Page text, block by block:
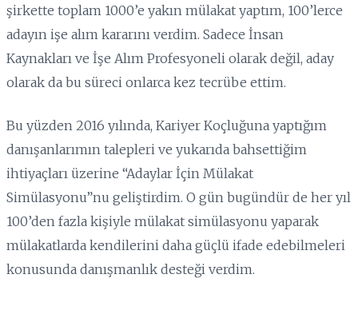
şirkette toplam 1000’e yakın mülakat yaptım, 100’lerce
adayın işe alım kararını verdim. Sadece İnsan
Kaynakları ve İşe Alım Profesyoneli olarak değil, aday
olarak da bu süreci onlarca kez tecrübe ettim.
Bu yüzden 2016 yılında, Kariyer Koçluğuna yaptığım
danışanlarımın talepleri ve yukarıda bahsettiğim
ihtiyaçları üzerine “Adaylar İçin Mülakat
Simülasyonu”nu geliştirdim. O gün bugündür de her yıl
100’den fazla kişiyle mülakat simülasyonu yaparak
mülakatlarda kendilerini daha güçlü ifade edebilmeleri
konusunda danışmanlık desteği verdim.